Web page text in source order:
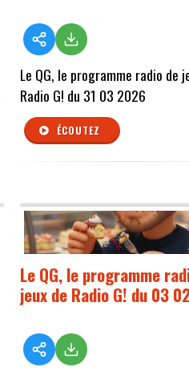
Le QG, le programme radio de
Radio G! du 31 03 2026
ÉCOUTEZ
Le QG, le programme
jeux de Radio G! du 03